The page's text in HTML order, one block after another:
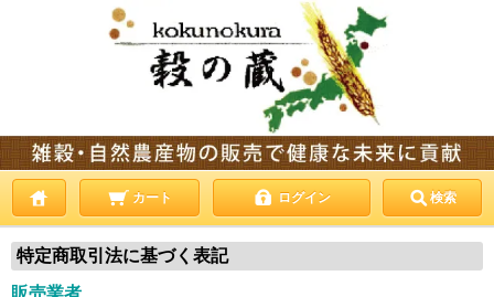
カート ログイン 検索
特定商取引法に基づく表記
販売業者